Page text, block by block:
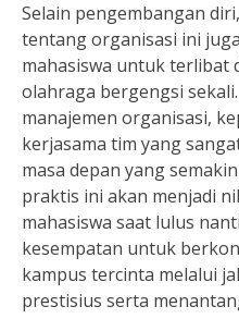
Selain pengembangan diri,
tentang organisasi ini
mahasiswa untuk terlibat
olahraga bergengsi
manajemen organisasi,
kerjasama tim yang
masa depan yang
praktis ini akan menjadi
mahasiswa saat lulus
kesempatan untuk
kampus tercinta melalui
prestisius serta